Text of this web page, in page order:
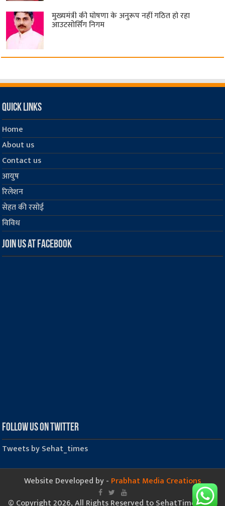
मुख्यमंत्री की घोषणा के अनुरूप नहीं गठित हो रहा
आउटसोर्सिंग निगम
Quick Links
Home
About us
Contact us
आयुष
रिलेशन
सेहत की रसोई
विविध
Join us at Facebook
Follow us on Twitter
Tweets by Sehat_times
Website Developed by - Prabhat Media Creations
© Copyright 2026, All Rights Reserved to SehatTimes.Com